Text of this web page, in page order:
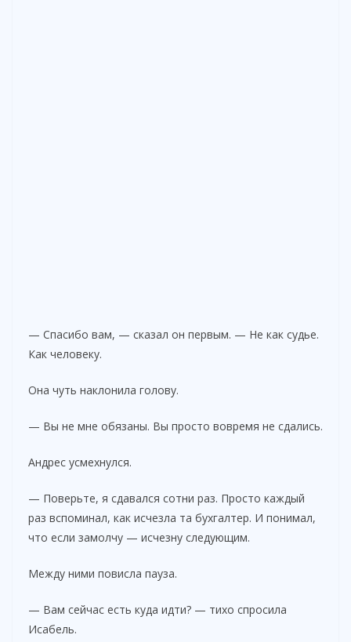
— Спасибо вам, — сказал он первым. — Не как судье.
Как человеку.
Она чуть наклонила голову.
— Вы не мне обязаны. Вы просто вовремя не сдались.
Андрес усмехнулся.
— Поверьте, я сдавался сотни раз. Просто каждый
раз вспоминал, как исчезла та бухгалтер. И понимал,
что если замолчу — исчезну следующим.
Между ними повисла пауза.
— Вам сейчас есть куда идти? — тихо спросила
Исабель.